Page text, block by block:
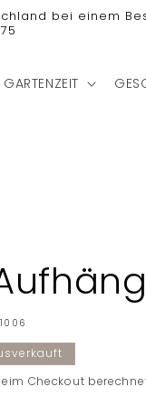
bei einem
GARTENZEIT
Checkout